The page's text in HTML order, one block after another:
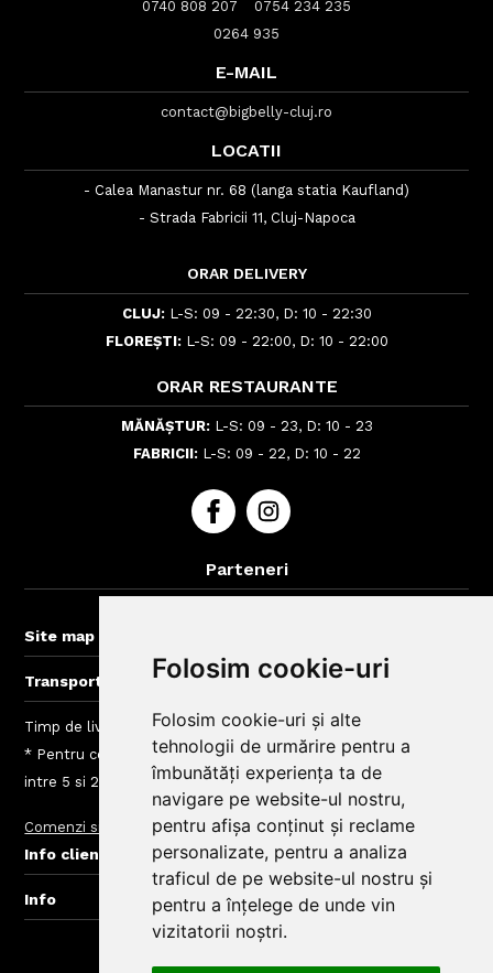
Folosim cookie-uri
Folosim cookie-uri și alte
tehnologii de urmărire pentru a
îmbunătăți experiența ta de
navigare pe website-ul nostru,
pentru afișa conținut și reclame
personalizate, pentru a analiza
traficul de pe website-ul nostru și
pentru a înțelege de unde vin
vizitatorii noștri.
0740 808 207
0754 234 235
0264 935
E-MAIL
contact@bigbelly-cluj.ro
LOCATII
- Calea Manastur nr. 68 (langa statia Kaufland)
- Strada Fabricii 11, Cluj-Napoca
ORAR DELIVERY
CLUJ:L-S: 09 - 22:30, D: 10 - 22:30
FLOREȘTI:L-S: 09 - 22:00, D: 10 - 22:00
ORAR RESTAURANTE
MĂNĂȘTUR:L-S: 09 - 23, D: 10 - 23
FABRICII:L-S: 09 - 22, D: 10 - 22
Parteneri
Site map
Transport gratuit la comenzi > 60 lei
Timp de livrare mancare Cluj: intre 40 - 120 min
* Pentru comenzi mai mici de 60 Lei taxele de livrare sunt
intre 5 si 20 Lei, depinde de zona de livrare
Comenzi si livrare Taxe Zone de Livrare Comenzi Mancare
Info clienti BigBelly
Info